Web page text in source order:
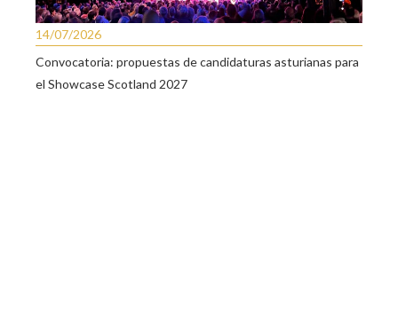
14/07/2026
Convocatoria: propuestas de candidaturas asturianas para
el Showcase Scotland 2027